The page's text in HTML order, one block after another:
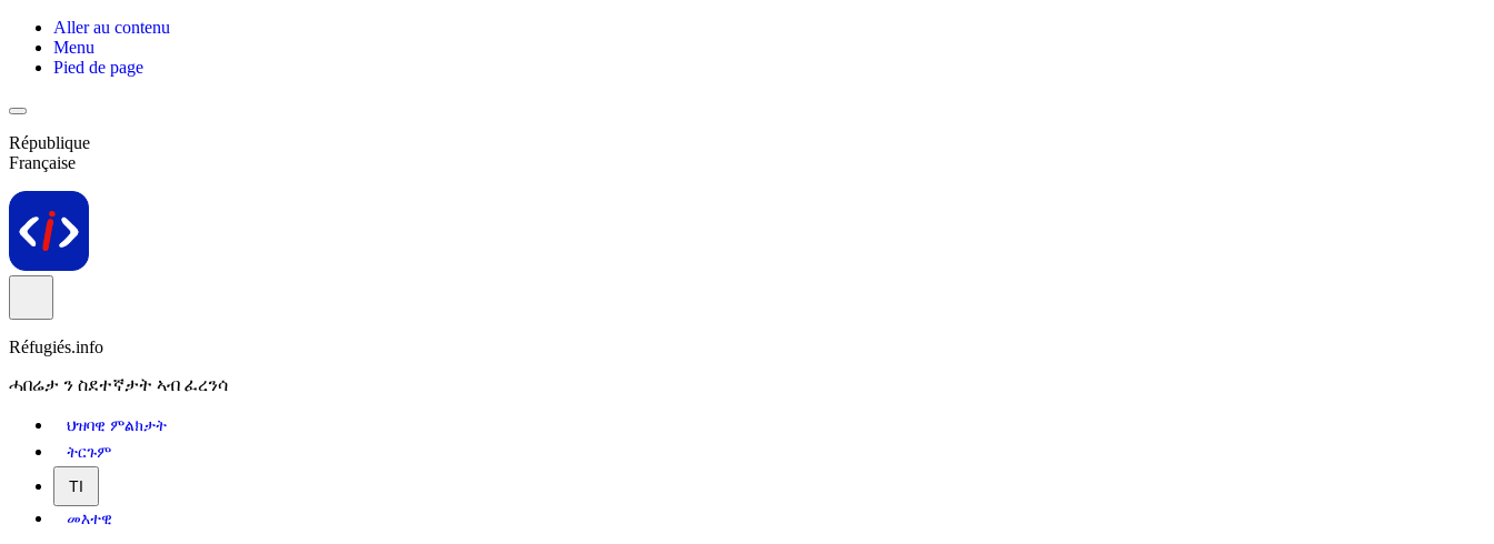
Aller au contenu
Menu
Pied de page
République
Française
Réfugiés.info
ሓበሬታ ን ስደተኛታት ኣብ ፈረንሳ
ህዝባዊ ምልክታት
ትርጉም
TI
መእተዊ